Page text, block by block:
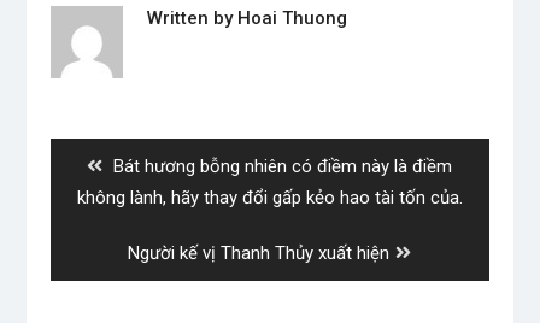
Written by Hoai Thuong
Previous
post:
Bát hương bỗng nhiên có điềm này là điềm
không lành, hãy thay đổi gấp kẻo hao tài tốn của.
Next
post:
Người kế vị Thanh Thủy xuất hiện